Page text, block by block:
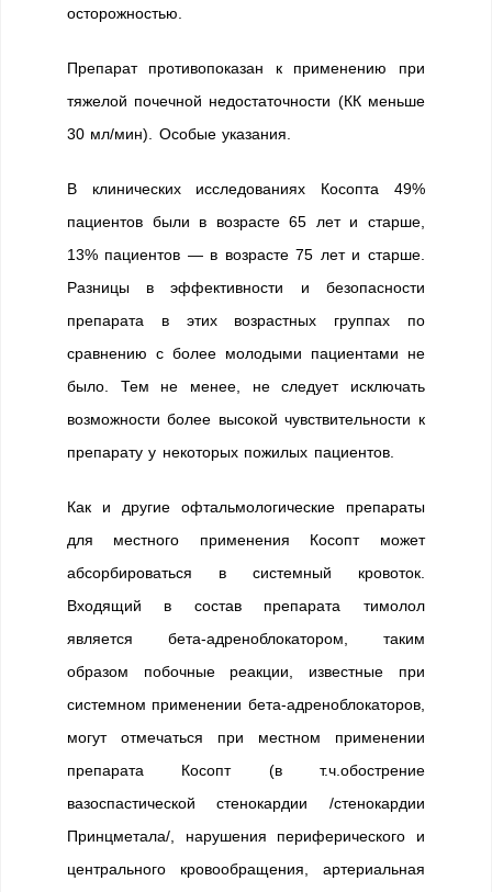
осторожностью.
Препарат противопоказан к применению при
тяжелой почечной недостаточности (КК меньше
30 мл/мин). Особые указания.
В клинических исследованиях Косопта 49%
пациентов были в возрасте 65 лет и старше,
13% пациентов — в возрасте 75 лет и старше.
Разницы в эффективности и безопасности
препарата в этих возрастных группах по
сравнению с более молодыми пациентами не
было. Тем не менее, не следует исключать
возможности более высокой чувствительности к
препарату у некоторых пожилых пациентов.
Как и другие офтальмологические препараты
для местного применения Косопт может
абсорбироваться в системный кровоток.
Входящий в состав препарата тимолол
является бета-адреноблокатором, таким
образом побочные реакции, известные при
системном применении бета-адреноблокаторов,
могут отмечаться при местном применении
препарата Косопт (в т.ч.обострение
вазоспастической стенокардии /стенокардии
Принцметала/, нарушения периферического и
центрального кровообращения, артериальная